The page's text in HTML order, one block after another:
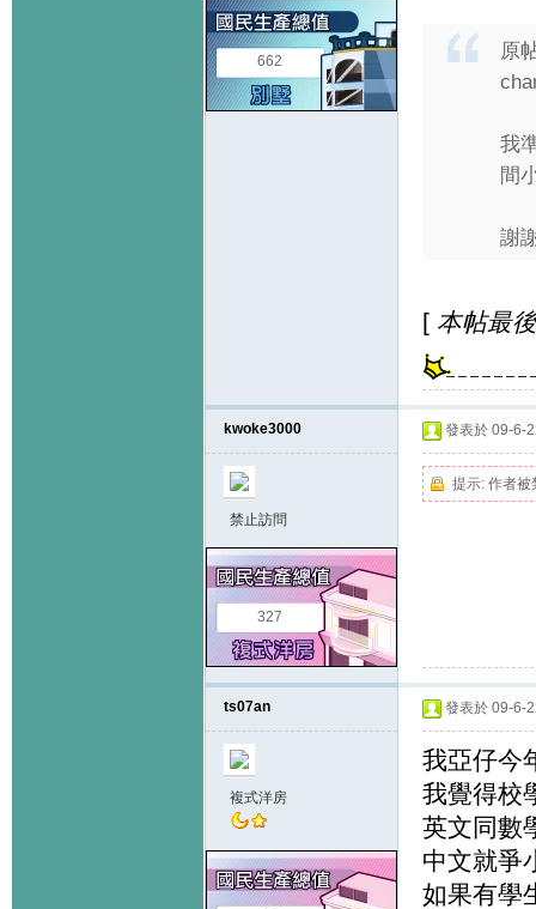
662
原
我
間
謝
[ 本帖最
kwoke3000
禁止訪問
327
發表於 09-6-
提示: 作者被
ts07an
複式洋房
發表於 09-6-
我亞仔今
我覺得校
英文同數
中文就爭
如果有學